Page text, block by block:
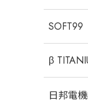
SOFT99
β
日邦電